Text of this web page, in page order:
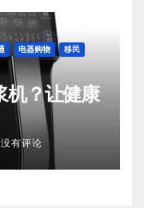
电器购物 移民
机？让健康
没有评论